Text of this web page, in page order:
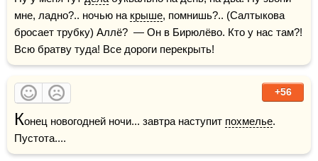
мне, ладно?.. ночью на крыше, помнишь?.. (Салтыкова
бросает трубку) Аллё?  — Он в Бирюлёво. Кто у нас там?!
Всю братву туда! Все дороги перекрыть!
+56
Конец новогодней ночи... завтра наступит похмелье.
Пустота....